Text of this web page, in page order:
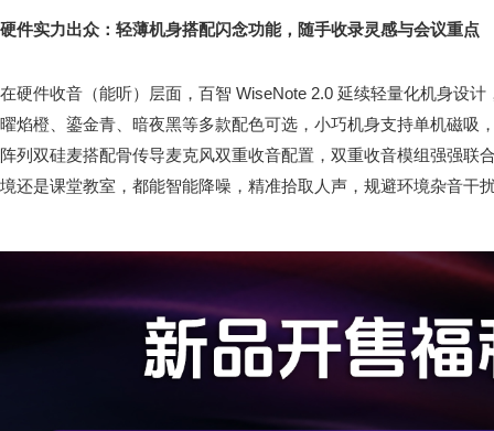
硬件实力出众：轻薄机身搭配闪念功能，随手收录灵感与会议重点
在硬件收音（能听）层面，百智 WiseNote 2.0 延续轻量化机身设
曜焰橙、鎏金青、暗夜黑等多款配色可选，小巧机身支持单机磁吸
阵列双硅麦搭配骨传导麦克风双重收音配置，双重收音模组强强联
境还是课堂教室，都能智能降噪，精准拾取人声，规避环境杂音干